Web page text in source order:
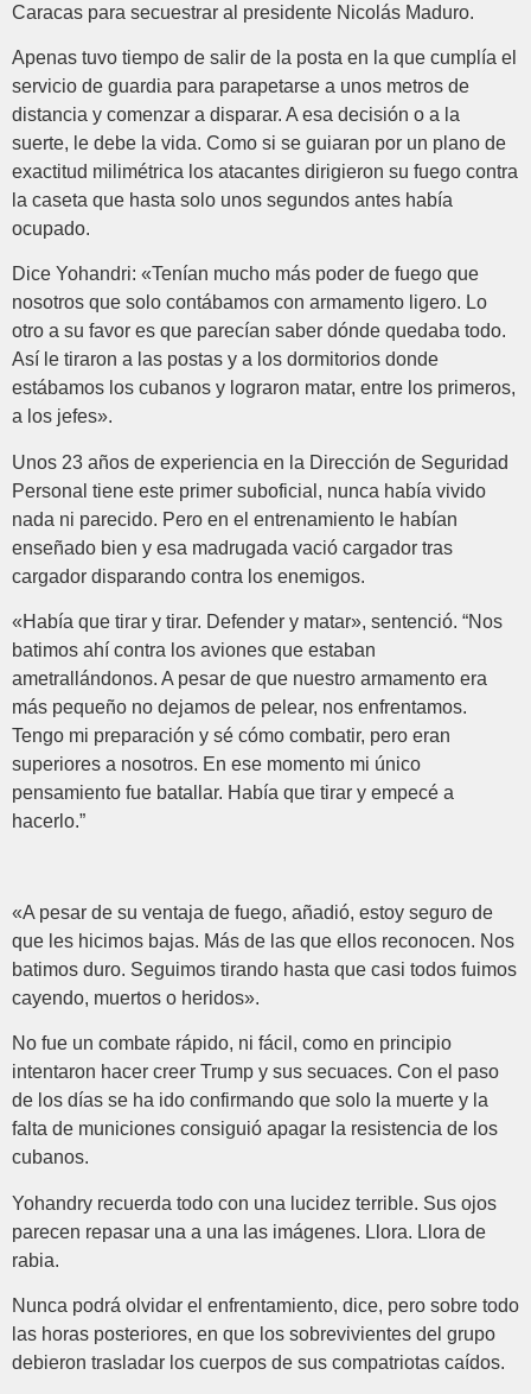
Caracas para secuestrar al presidente Nicolás Maduro.
Apenas tuvo tiempo de salir de la posta en la que cumplía el
servicio de guardia para parapetarse a unos metros de
distancia y comenzar a disparar. A esa decisión o a la
suerte, le debe la vida. Como si se guiaran por un plano de
exactitud milimétrica los atacantes dirigieron su fuego contra
la caseta que hasta solo unos segundos antes había
ocupado.
Dice Yohandri: «Tenían mucho más poder de fuego que
nosotros que solo contábamos con armamento ligero. Lo
otro a su favor es que parecían saber dónde quedaba todo.
Así le tiraron a las postas y a los dormitorios donde
estábamos los cubanos y lograron matar, entre los primeros,
a los jefes».
Unos 23 años de experiencia en la Dirección de Seguridad
Personal tiene este primer suboficial, nunca había vivido
nada ni parecido. Pero en el entrenamiento le habían
enseñado bien y esa madrugada vació cargador tras
cargador disparando contra los enemigos.
«Había que tirar y tirar. Defender y matar», sentenció. “Nos
batimos ahí contra los aviones que estaban
ametrallándonos. A pesar de que nuestro armamento era
más pequeño no dejamos de pelear, nos enfrentamos.
Tengo mi preparación y sé cómo combatir, pero eran
superiores a nosotros. En ese momento mi único
pensamiento fue batallar. Había que tirar y empecé a
hacerlo.”
«A pesar de su ventaja de fuego, añadió, estoy seguro de
que les hicimos bajas. Más de las que ellos reconocen. Nos
batimos duro. Seguimos tirando hasta que casi todos fuimos
cayendo, muertos o heridos».
No fue un combate rápido, ni fácil, como en principio
intentaron hacer creer Trump y sus secuaces. Con el paso
de los días se ha ido confirmando que solo la muerte y la
falta de municiones consiguió apagar la resistencia de los
cubanos.
Yohandry recuerda todo con una lucidez terrible. Sus ojos
parecen repasar una a una las imágenes. Llora. Llora de
rabia.
Nunca podrá olvidar el enfrentamiento, dice, pero sobre todo
las horas posteriores, en que los sobrevivientes del grupo
debieron trasladar los cuerpos de sus compatriotas caídos.